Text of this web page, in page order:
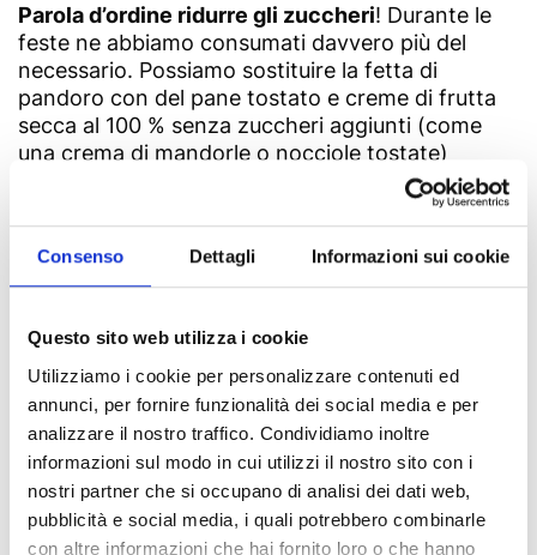
Consenso Dettagli Informazioni sui cookie
Questo sito web utilizza i cookie
Utilizziamo i cookie per personalizzare contenuti ed
annunci, per fornire funzionalità dei social media e per
analizzare il nostro traffico. Condividiamo inoltre
informazioni sul modo in cui utilizzi il nostro sito con i
nostri partner che si occupano di analisi dei dati web,
pubblicità e social media, i quali potrebbero combinarle
con altre informazioni che hai fornito loro o che hanno
Parola d’ordine ridurre gli zuccheri! Durante le
feste ne abbiamo consumati davvero più del
necessario. Possiamo sostituire la fetta di
pandoro con del pane tostato e creme di frutta
secca al 100 % senza zuccheri aggiunti (come
una crema di mandorle o nocciole tostate)
oppure con un buon porridge o provare la
colazione salata con una bruschetta all’hummus
dolcificanti perché alterano il microbiota
intestinale favorendo le fermentazioni.